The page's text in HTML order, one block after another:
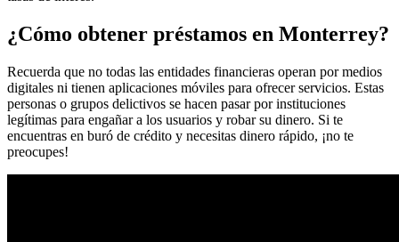
¿Cómo obtener préstamos en Monterrey?
Recuerda que no todas las entidades financieras operan por medios
digitales ni tienen aplicaciones móviles para ofrecer servicios. Estas
personas o grupos delictivos se hacen pasar por instituciones
legítimas para engañar a los usuarios y robar su dinero. Si te
encuentras en buró de crédito y necesitas dinero rápido, ¡no te
preocupes!